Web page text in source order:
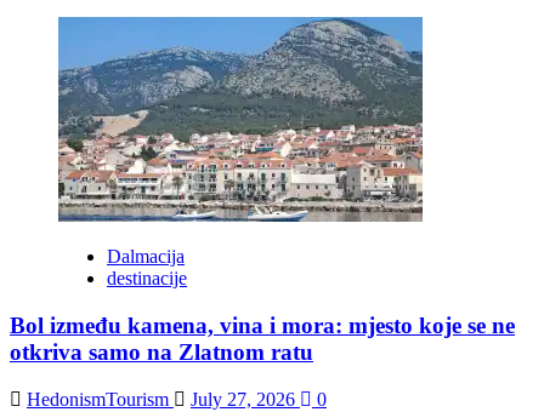
Dalmacija
destinacije
Bol između kamena, vina i mora: mjesto koje se ne
otkriva samo na Zlatnom ratu
HedonismTourism July 27, 2026 0